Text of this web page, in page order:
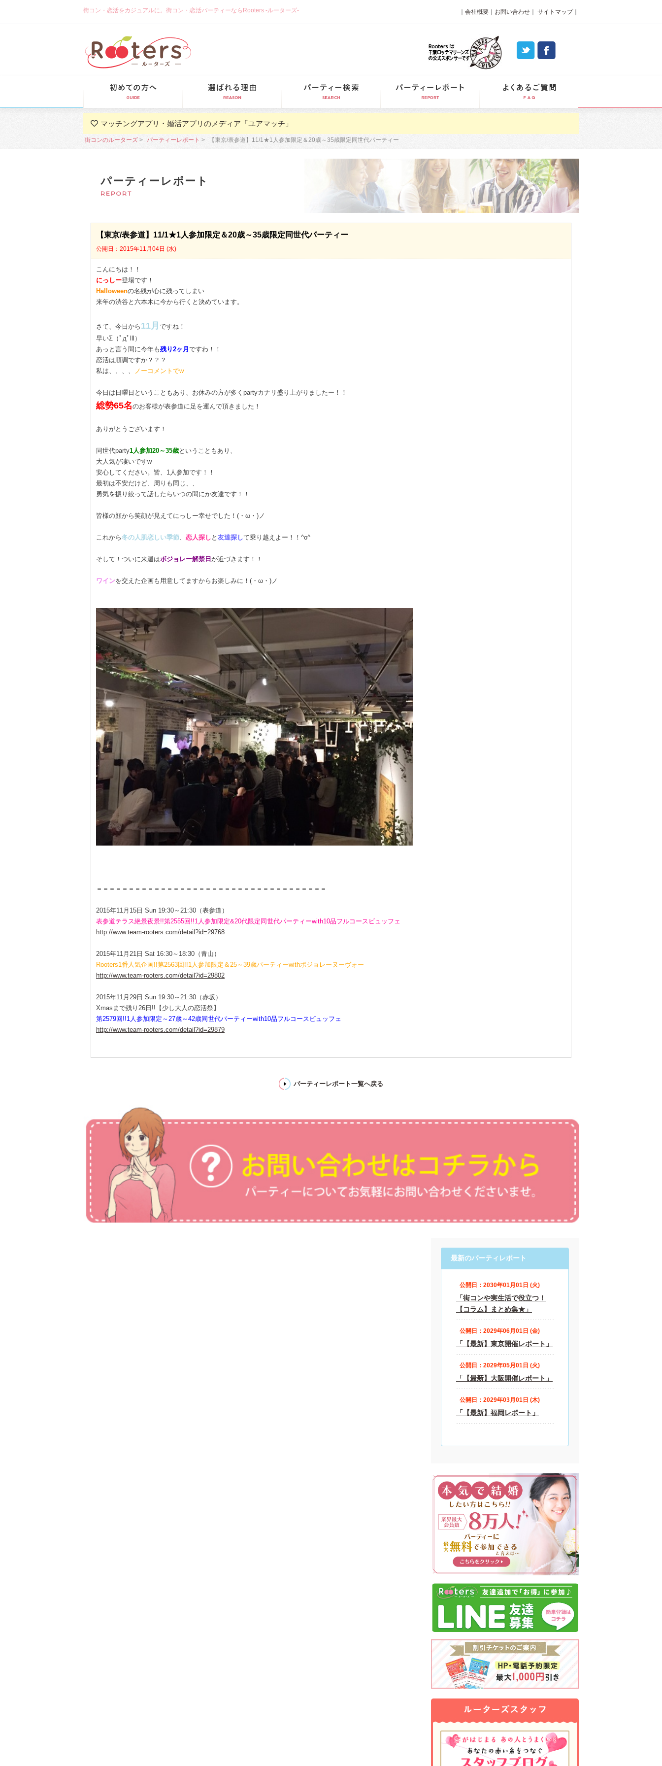
街コン・恋活をカジュアルに。街コン・恋活パーティーならRooters -ルーターズ- 会社概要 お問い合わせ サイトマップ｜
マッチングアプリ・婚活アプリのメディア「ユアマッチ」
街コンのルーターズ パーティーレポート 【東京/表参道】11/1★1人参加限定＆20歳～35歳限定同世代パーティー
パーティーレポート
REPORT
【東京/表参道】11/1★1人参加限定＆20歳～35歳限定同世代パーティー
公開日：2015年11月04日 (水)
こんにちは！！
にっしー登場です！
Halloweenの名残が心に残ってしまい
来年の渋谷と六本木に今から行くと決めています。
さて、今日から 11月 ですね！
早いΣ（ﾟдﾟlll）
あっと言う間に今年も残り2ヶ月 ですわ！！
恋活は順調ですか？？？
私は、、、、
ノーコメントでw
今日は日曜日ということもあり、お休みの方が多くpartyカナリ盛り上がりましたー！！
総勢65名のお客様が表参道に足を運んで頂きました！
ありがとうございます！
同世代party1人参加20～35歳ということもあり、
大人気が凄いですw
安心してください。皆、1人参加です！！
最初は不安だけど、周りも同じ、、
勇気を振り絞って話したらいつの間にか友達です！！
皆様の顔から笑顔が見えてにっしー幸せでした！(・ω・)ノ
これから冬の人肌恋しい季節、 恋人探し と 友達探して乗り越えよー！！^o^
そして！ついに来週はボジョレー解禁日 が近づきます！！
ワインを交えた企画も用意してますからお楽しみに！(・ω・)ノ
＝＝＝＝＝＝＝＝＝＝＝＝＝＝＝＝＝＝＝＝＝＝＝＝＝＝＝＝＝＝＝＝＝＝＝＝
2015年11月15日 Sun 19:30～21:30（表参道）
表参道テラス絶景夜景!!第2555回!!1人参加限定&20代限定同世代パーティーwith10品フルコースビュッフェ
http://www.team-rooters.com/detail?id=29768
2015年11月21日 Sat 16:30～18:30（青山）
Rooters1番人気企画!!第2563回!!1人参加限定＆25～39歳パーティーwithボジョレーヌーヴォー
http://www.team-rooters.com/detail?id=29802
2015年11月29日 Sun 19:30～21:30（赤坂）
Xmasまで残り26日!!【少し大人の恋活祭】
第2579回!!1人参加限定～27歳～42歳同世代パーティーwith10品フルコースビュッフェ
http://www.team-rooters.com/detail?id=29879
パーティーレポート一覧へ戻る
最新のパーティレポート
公開日：2030年01月01日 (火)
「街コンや実生活で役立つ！
【コラム】まとめ集★」
公開日：2029年06月01日 (金)
「【最新】東京開催レポート」
公開日：2029年05月01日 (火)
「【最新】大阪開催レポート」
公開日：2029年03月01日 (木)
「【最新】福岡レポート」